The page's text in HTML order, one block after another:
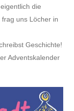
die
uns Löcher in
Geschichte!
Adventskalender